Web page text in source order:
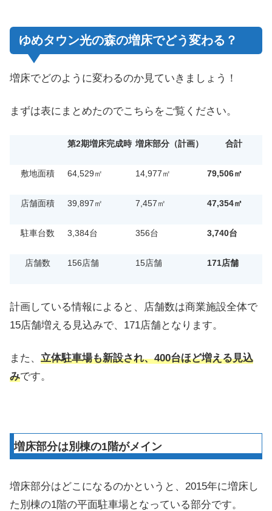
ゆめタウン光の森の増床でどう変わる？
増床でどのように変わるのか見ていきましょう！
まずは表にまとめたのでこちらをご覧ください。
第2期増床完成時 増床部分（計画） 合計
敷地面積 64,529㎡ 14,977㎡ 79,506㎡
店舗面積 39,897㎡ 7,457㎡ 47,354㎡
駐車台数 3,384台 356台 3,740台
店舗数 156店舗 15店舗 171店舗
計画している情報によると、店舗数は商業施設全体で
15店舗増える見込みで、171店舗となります。
また、 立体駐車場も新設され、400台ほど増える見込
みです。
増床部分は別棟の1階がメイン
増床部分はどこになるのかというと、2015年に増床し
た別棟の1階の平面駐車場となっている部分です。